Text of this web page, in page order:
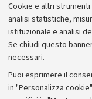
Cookie e altri
analisi statistiche,
istituzionale e analisi
Se chiudi questo
necessari.
Puoi esprimere il
in "Personalizza